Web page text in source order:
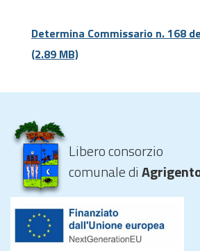
Determina Commissario n. 168
(2.89 MB)
Libero consorzio
comunale di